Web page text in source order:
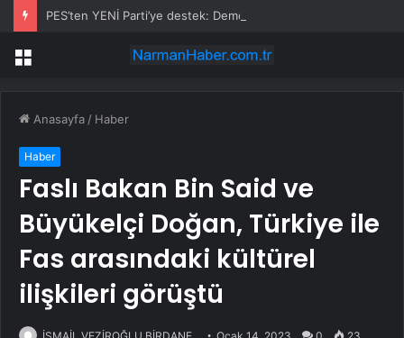
PES’ten YENİ Parti’ye destek: Demokrasi yasaklanamaz
Menü
Anasayfa / Haber
Haber
Faslı Bakan Bin Said ve
Büyükelçi Doğan, Türkiye ile
Fas arasındaki kültürel
ilişkileri görüştü